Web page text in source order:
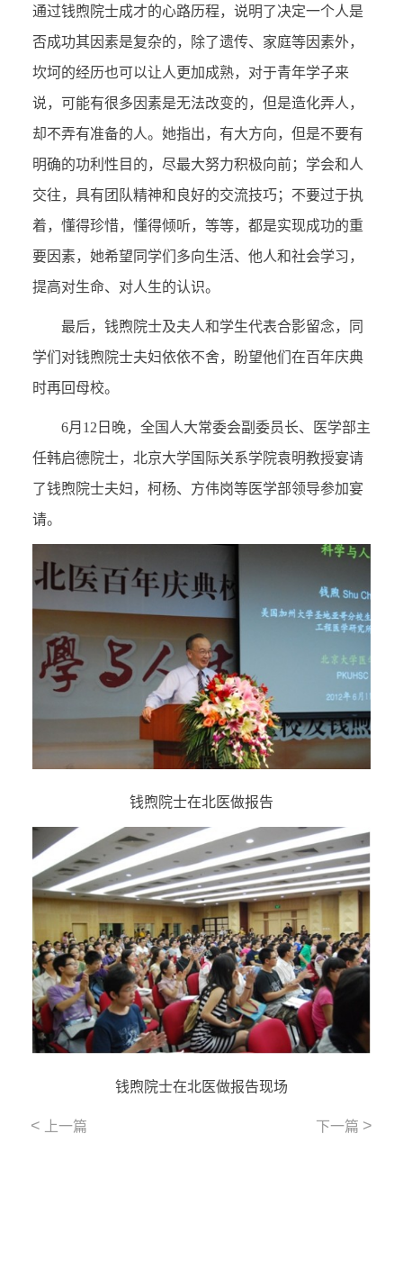
通过钱煦院士成才的心路历程，说明了决定一个人是
否成功其因素是复杂的，除了遗传、家庭等因素外，
坎坷的经历也可以让人更加成熟，对于青年学子来
说，可能有很多因素是无法改变的，但是造化弄人，
却不弄有准备的人。她指出，有大方向，但是不要有
明确的功利性目的，尽最大努力积极向前；学会和人
交往，具有团队精神和良好的交流技巧；不要过于执
着，懂得珍惜，懂得倾听，等等，都是实现成功的重
要因素，她希望同学们多向生活、他人和社会学习，
提高对生命、对人生的认识。
最后，钱煦院士及夫人和学生代表合影留念，同
学们对钱煦院士夫妇依依不舍，盼望他们在百年庆典
时再回母校。
6月12日晚，全国人大常委会副委员长、医学部主
任韩启德院士，北京大学国际关系学院袁明教授宴请
了钱煦院士夫妇，柯杨、方伟岗等医学部领导参加宴
请。
钱煦院士在北医做报告
钱煦院士在北医做报告现场
< 上一篇 下一篇 >